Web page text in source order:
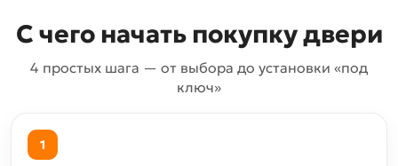
С чего начать покупку двери
4 простых шага — от выбора до установки «под
ключ»
1